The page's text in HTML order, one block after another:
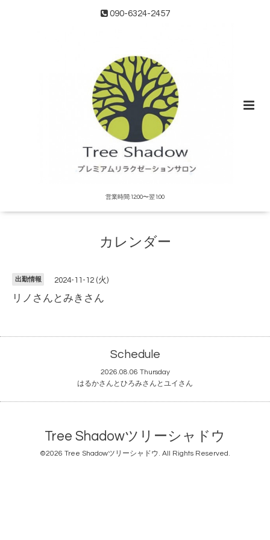
090-6324-2457
営業時間:12:00〜翌1:00
カレンダー
出勤情報 2024-11-12 (火)
リノさんとみきさん
Schedule
2026.08.06 Thursday
はるかさんとひろみさんとユイさん
Tree Shadowツリーシャドウ
©2026 Tree Shadowツリーシャドウ. All Rights Reserved.